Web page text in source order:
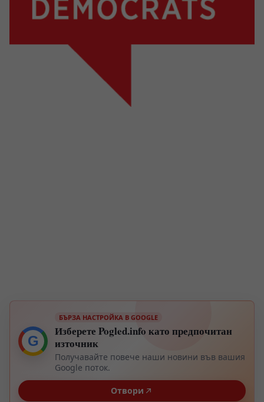
G
БЪРЗА НАСТРОЙКА В GOOGLE
Изберете Pogled.info като предпочитан
източник
Получавайте повече наши новини във вашия
Google поток.
Отвори